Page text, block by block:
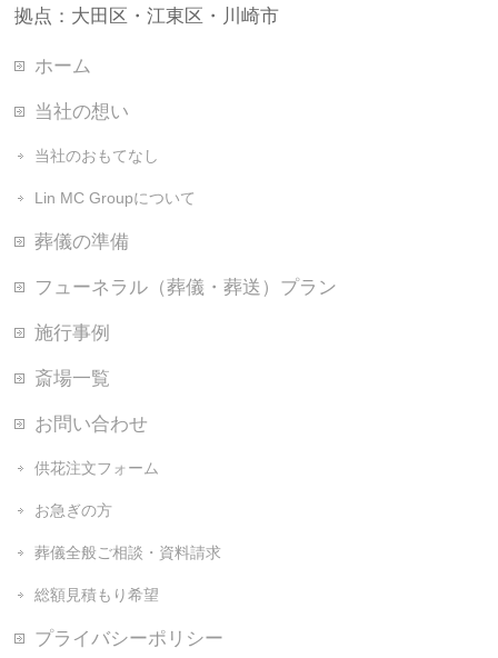
拠点：大田区・江東区・川崎市
ホーム
当社の想い
当社のおもてなし
Lin MC Groupについて
葬儀の準備
フューネラル（葬儀・葬送）プラン
施行事例
斎場一覧
お問い合わせ
供花注文フォーム
お急ぎの方
葬儀全般ご相談・資料請求
総額見積もり希望
プライバシーポリシー